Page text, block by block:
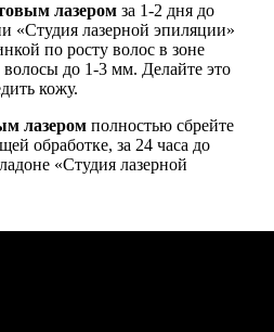
лазером за 1-2 дня до
«Студия лазерной эпиляции»
по росту волос в зоне
волосы до 1-3 мм. Делайте это
кожу.
лазером полностью сбрейте
обработке, за 24 часа до
«Студия лазерной